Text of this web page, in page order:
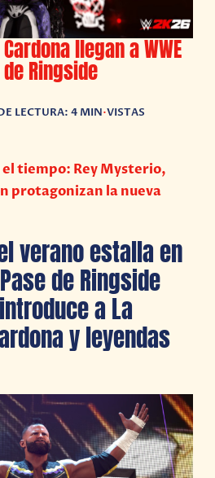
llegan a WWE
Ringside
LECTURA: 4 MIN•VISTAS
el tiempo: Rey Mysterio,
protagonizan la nueva
verano estalla en
de Ringside
a La
y leyendas